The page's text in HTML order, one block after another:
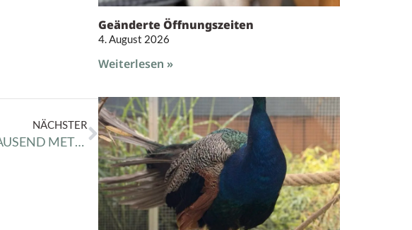
NÄCHSTER
16. März – das fühlt sich an wie TAUSEND METER!!!!
Geänderte Öffnungszeiten
4. August 2026
Weiterlesen »